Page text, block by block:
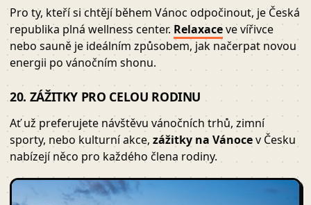
Pro ty, kteří si chtějí během Vánoc odpočinout, je Česká
republika plná wellness center. Relaxaceve vířivce
nebo sauně je ideálním způsobem, jak načerpat novou
energii po vánočním shonu.
20. ZÁŽITKY PRO CELOU RODINU
Ať už preferujete návštěvu vánočních trhů, zimní
sporty, nebo kulturní akce, zážitky na Vánocev Česku
nabízejí něco pro každého člena rodiny.